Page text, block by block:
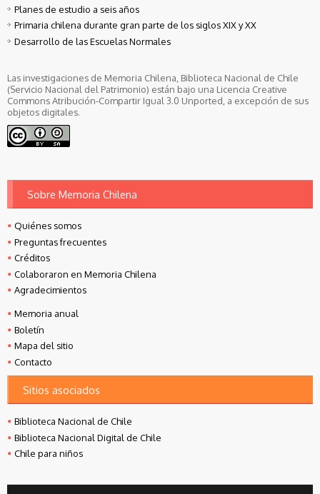
Planes de estudio a seis años
Primaria chilena durante gran parte de los siglos XIX y XX
Desarrollo de las Escuelas Normales
Las investigaciones de Memoria Chilena, Biblioteca Nacional de Chile
(Servicio Nacional del Patrimonio) están bajo una Licencia Creative
Commons Atribución-Compartir Igual 3.0 Unported, a excepción de sus
objetos digitales.
Sobre Memoria Chilena
Quiénes somos
Preguntas frecuentes
Créditos
Colaboraron en Memoria Chilena
Agradecimientos
Memoria anual
Boletín
Mapa del sitio
Contacto
Sitios asociados
Biblioteca Nacional de Chile
Biblioteca Nacional Digital de Chile
Chile para niños